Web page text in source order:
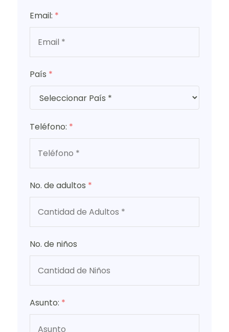
Email: *
País *
Teléfono: *
No. de adultos *
No. de niños
Asunto: *